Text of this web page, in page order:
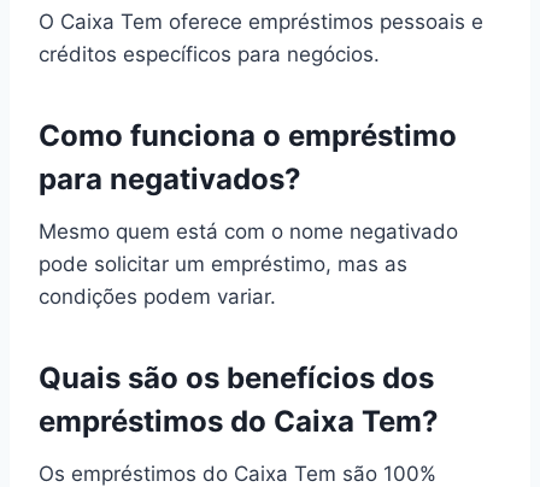
O Caixa Tem oferece empréstimos pessoais e
créditos específicos para negócios.
Como funciona o empréstimo
para negativados?
Mesmo quem está com o nome negativado
pode solicitar um empréstimo, mas as
condições podem variar.
Quais são os benefícios dos
empréstimos do Caixa Tem?
Os empréstimos do Caixa Tem são 100%